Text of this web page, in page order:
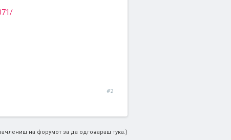
#2
на форумот за да одговараш тука.)